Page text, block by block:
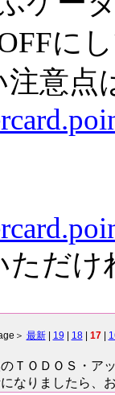
に
意点
ただ
＞ 最新| 19 18| 17|
ＴＯＤＯＳ ・ア
なりましたら、